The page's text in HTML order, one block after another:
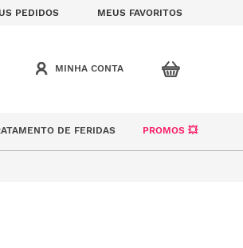
PEDIDOS MEUS FAVORITOS
DE FERIDAS PROMOS 💥